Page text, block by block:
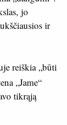
jo
ir
reiškia „būti
„Jame“
tikrąją